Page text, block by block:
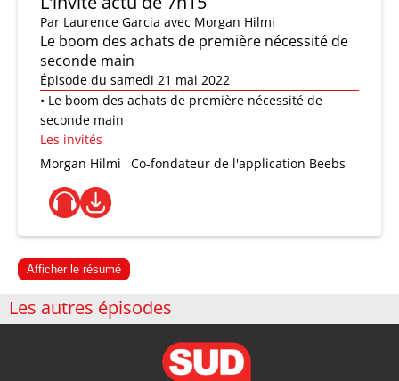
Par Laurence Garcia avec Morgan Hilmi
Le boom des achats de première nécessité de
seconde main
Épisode du samedi 21 mai 2022
• Le boom des achats de première nécessité de
seconde main
Les invités
Morgan Hilmi
Co-fondateur de l'application Beebs
Afficher le résumé
Les autres épisodes